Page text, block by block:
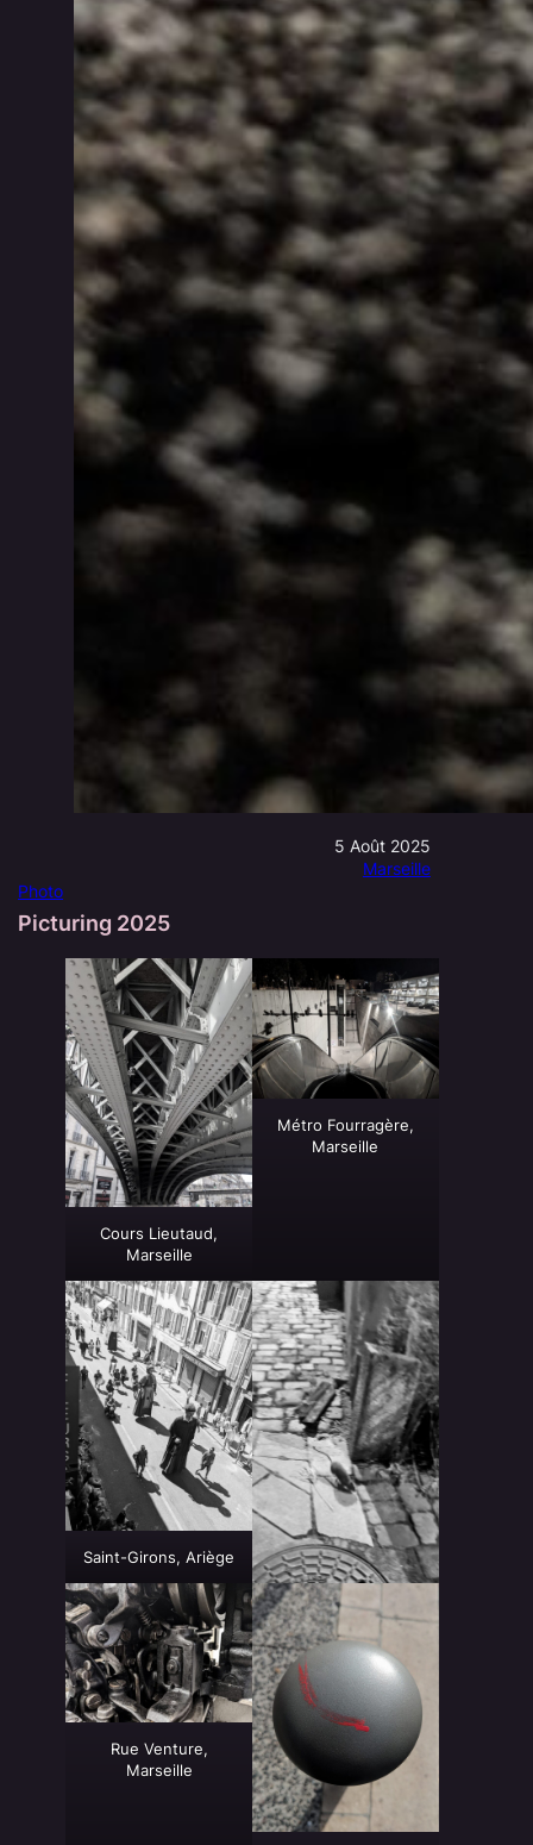
5 Août 2025
Marseille
Photo
Picturing 2025
Cours Lieutaud,
Marseille
Métro Fourragère,
Marseille
Saint-Girons, Ariège
Rue Venture,
Marseille